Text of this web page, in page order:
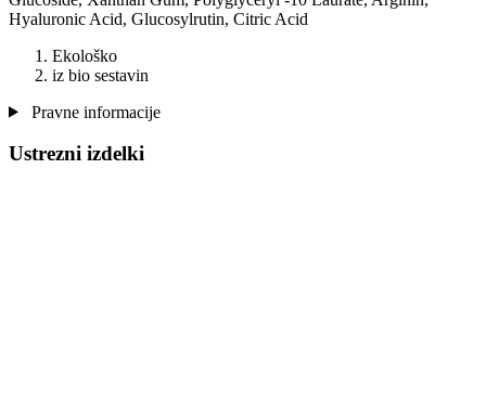
Hyaluronic Acid, Glucosylrutin, Citric Acid
Ekološko
iz bio sestavin
Pravne informacije
Ustrezni izdelki